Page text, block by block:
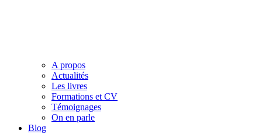
A propos
Actualités
Les livres
Formations et CV
Témoignages
On en parle
Blog